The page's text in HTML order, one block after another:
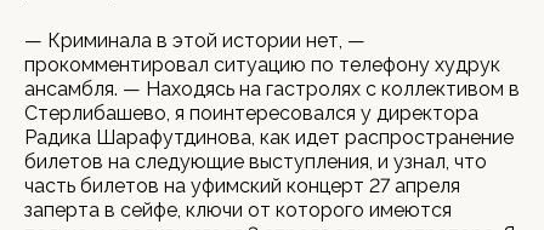
— Криминала в этой истории нет, —
прокомментировал ситуацию по телефону худрук
ансамбля. — Находясь на гастролях с коллективом в
Стерлибашево, я поинтересовался у директора
Радика Шарафутдинова, как идет распространение
билетов на следующие выступления, и узнал, что
часть билетов на уфимский концерт 27 апреля
заперта в сейфе, ключи от которого имеются